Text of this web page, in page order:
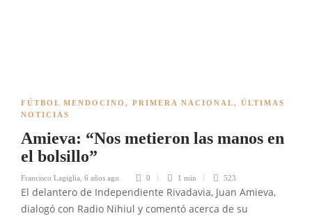
FÚTBOL MENDOCINO , PRIMERA NACIONAL, ÚLTIMAS
NOTICIAS
Amieva: “Nos metieron las manos en
el bolsillo”
Francisco Lagiglia 6 años ago 0 1 min 523
El delantero de Independiente Rivadavia, Juan Amieva,
dialogó con Radio Nihiul y comentó acerca de su